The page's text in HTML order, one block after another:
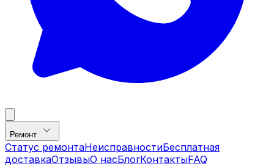
Ремонт
Статус ремонтаНеисправностиБесплатная
доставкаОтзывыО насБлогКонтактыFAQ